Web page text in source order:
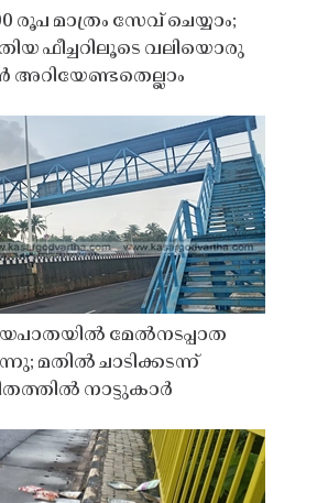
രൂപ മാത്രം സേവ് ചെയ്യാം;
ഫീച്ചറിലൂടെ വലിയൊരു
മേൽനടപ്പാത
മതിൽ ചാടിക്കടന്ന്
നാട്ടുകാർ